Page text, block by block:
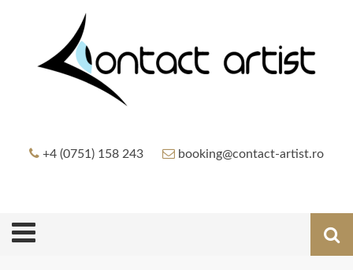
+4 (0751) 158 243 booking@contact-artist.ro